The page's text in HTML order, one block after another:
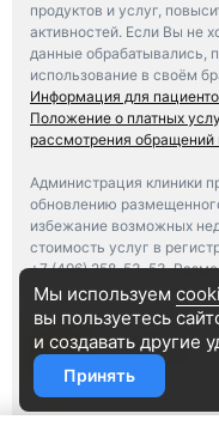
продуктов и услуг,
активностей. Если Вы не
данные обрабатывались,
использование в своём
Информация для
Положение о платных
рассмотрения обращений
Администрация клиники
обновлению
избежание возможных
стоимость услуг в
+7 (496) 258-53-53.
Медицинские услуги
Независимая
организациям
Участвовать в
Мы используем
вы пользуетесь
и создавать другие
Принять